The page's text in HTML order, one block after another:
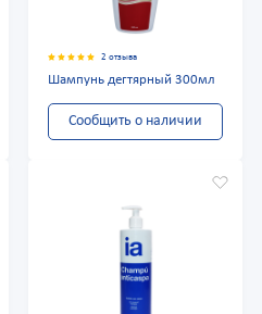
2 отзыва
Шампунь дегтярный 300мл
Сообщить о наличии